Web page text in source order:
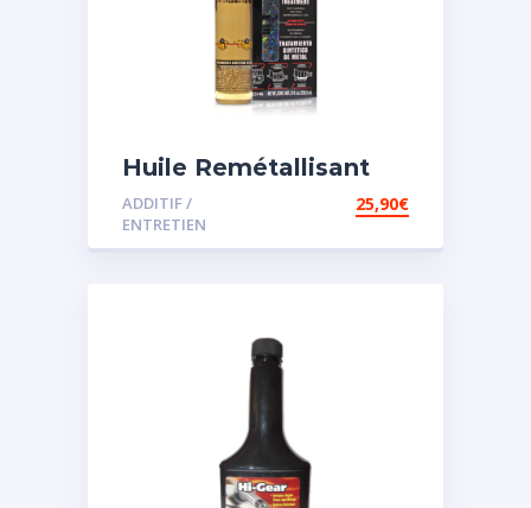
Huile Remétallisant
Moteur SMT2
ADDITIF /
ENTRETIEN
25,90€